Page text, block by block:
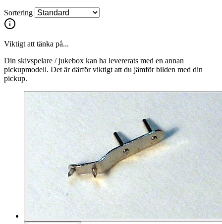
Sortering
Viktigt att tänka på...
Din skivspelare / jukebox kan ha levererats med en annan
pickupmodell. Det är därför viktigt att du jämför bilden med din
pickup.